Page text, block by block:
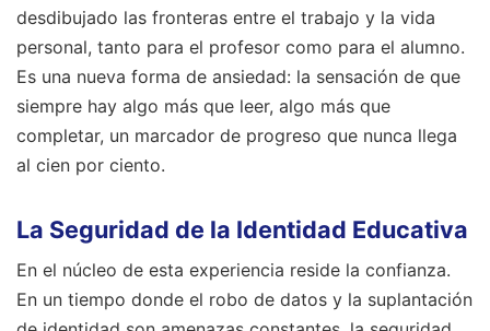
desdibujado las fronteras entre el trabajo y la vida
personal, tanto para el profesor como para el alumno.
Es una nueva forma de ansiedad: la sensación de que
siempre hay algo más que leer, algo más que
completar, un marcador de progreso que nunca llega
al cien por ciento.
La Seguridad de la Identidad Educativa
En el núcleo de esta experiencia reside la confianza.
En un tiempo donde el robo de datos y la suplantación